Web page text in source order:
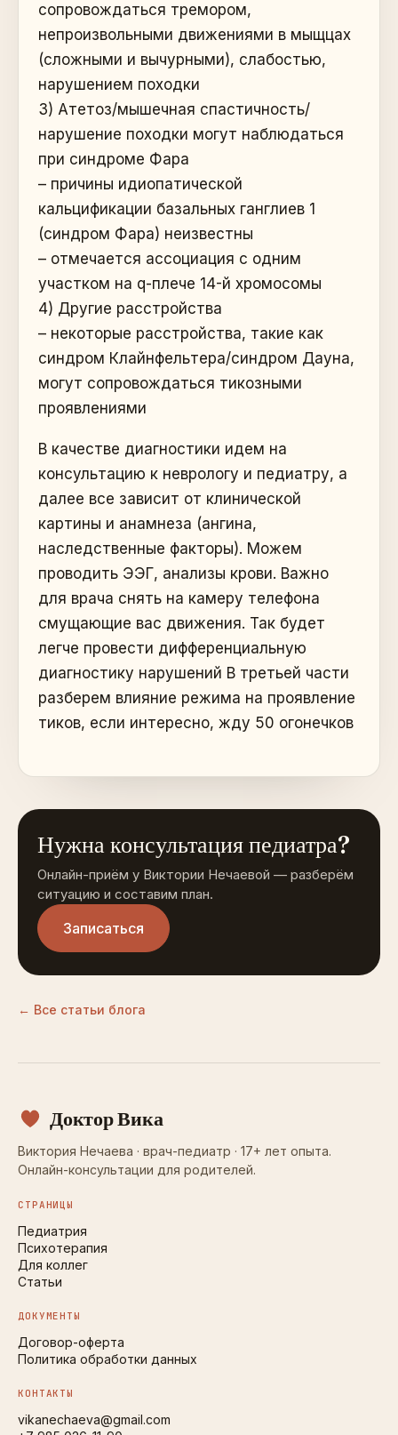
сопровождаться тремором,
непроизвольными движениями в мыщцах
(сложными и вычурными), слабостью,
нарушением походки
3) Атетоз/мышечная спастичность/
нарушение походки могут наблюдаться
при синдроме Фара
– причины идиопатической
кальцификации базальных ганглиев 1
(синдром Фара) неизвестны
– отмечается ассоциация с одним
участком на q-плече 14-й хромосомы
4) Другие расстройства
– некоторые расстройства, такие как
синдром Клайнфельтера/синдром Дауна,
могут сопровождаться тикозными
проявлениями
В качестве диагностики идем на
консультацию к неврологу и педиатру, а
далее все зависит от клинической
картины и анамнеза (ангина,
наследственные факторы). Можем
проводить ЭЭГ, анализы крови. Важно
для врача снять на камеру телефона
смущающие вас движения. Так будет
легче провести дифференциальную
диагностику нарушений В третьей части
разберем влияние режима на проявление
тиков, если интересно, жду 50 огонечков
Нужна консультация педиатра?
Онлайн-приём у Виктории Нечаевой — разберём
ситуацию и составим план.
Записаться
← Все статьи блога
Доктор Вика
Виктория Нечаева · врач-педиатр · 17+ лет опыта.
Онлайн-консультации для родителей.
СТРАНИЦЫ
Педиатрия
Психотерапия
Для коллег
Статьи
ДОКУМЕНТЫ
Договор-оферта
Политика обработки данных
КОНТАКТЫ
vikanechaeva@gmail.com